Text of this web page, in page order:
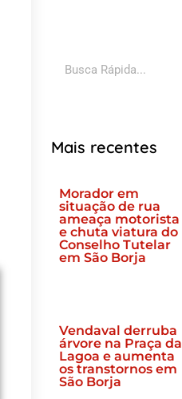
Pesquisar
Mais recentes
Morador em
situação de rua
ameaça motorista
e chuta viatura do
Conselho Tutelar
em São Borja
Vendaval derruba
árvore na Praça da
Lagoa e aumenta
os transtornos em
São Borja